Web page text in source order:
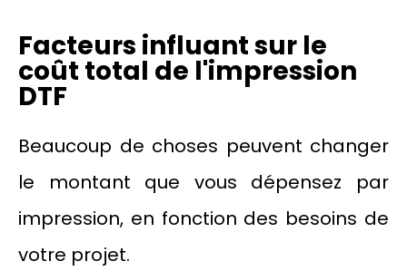
Facteurs influant sur le
coût total de l'impression
DTF
Beaucoup de choses peuvent changer
le montant que vous dépensez par
impression, en fonction des besoins de
votre projet.